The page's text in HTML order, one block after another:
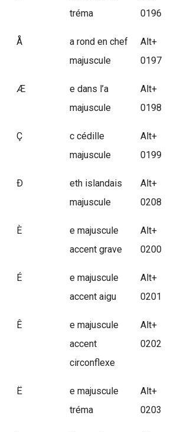
tréma
0196
Å
a rond en chef
majuscule
Alt+
0197
Æ
e dans l’a
majuscule
Alt+
0198
Ç
c cédille
majuscule
Alt+
0199
Ð
eth islandais
majuscule
Alt+
0208
È
e majuscule
accent grave
Alt+
0200
É
e majuscule
accent aigu
Alt+
0201
Ê
e majuscule
accent
circonflexe
Alt+
0202
Ë
e majuscule
tréma
Alt+
0203